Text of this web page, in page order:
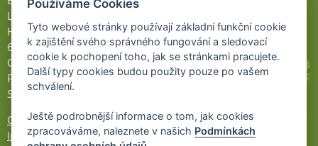
Legionářů 2
Hodonín
695 01
Otevřeno:
Po-Pá 9-17
So 9-11:30
Ochrana osobních údajů
Informace UKZÚZ
Používáme Cookies
Tyto webové stránky používají základní funkční cookie
k zajištění svého správného fungování a sledovací
cookie k pochopení toho, jak se stránkami pracujete.
Další typy cookies budou použity pouze po vašem
schválení.
Ještě podrobnější informace o tom, jak cookies
zpracováváme, naleznete v našich Podmínkách